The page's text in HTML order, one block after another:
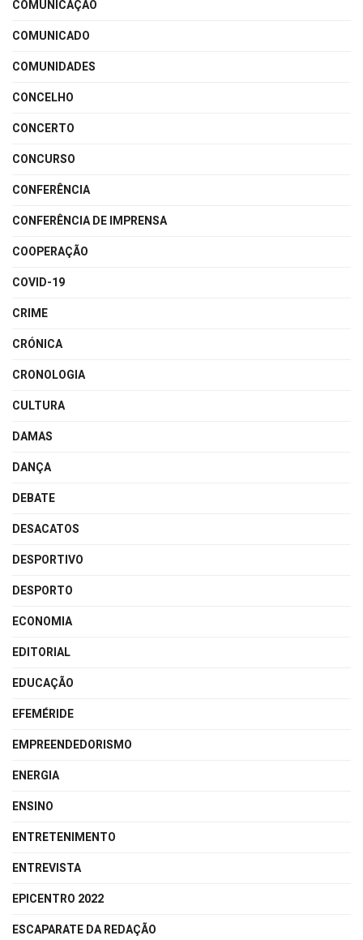
COMUNICAÇÃO
COMUNICADO
COMUNIDADES
CONCELHO
CONCERTO
CONCURSO
CONFERÊNCIA
CONFERÊNCIA DE IMPRENSA
COOPERAÇÃO
COVID-19
CRIME
CRÓNICA
CRONOLOGIA
CULTURA
DAMAS
DANÇA
DEBATE
DESACATOS
DESPORTIVO
DESPORTO
ECONOMIA
EDITORIAL
EDUCAÇÃO
EFEMÉRIDE
EMPREENDEDORISMO
ENERGIA
ENSINO
ENTRETENIMENTO
ENTREVISTA
EPICENTRO 2022
ESCAPARATE DA REDAÇÃO